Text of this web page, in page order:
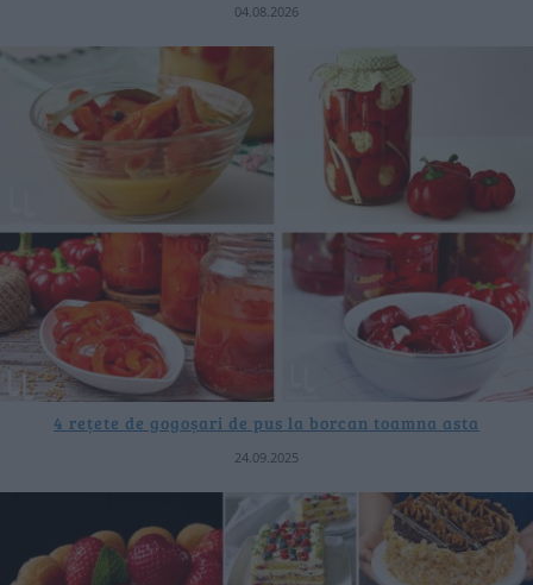
04.08.2026
4 rețete de gogoșari de pus la borcan toamna asta
24.09.2025